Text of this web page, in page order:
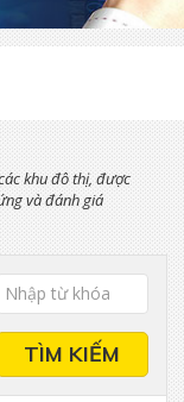
khu đô thị, được
và đánh giá
TÌM KIẾM